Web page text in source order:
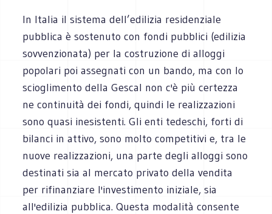
In Italia il sistema dell’edilizia residenziale
pubblica è sostenuto con fondi pubblici (edilizia
sovvenzionata) per la costruzione di alloggi
popolari poi assegnati con un bando, ma con lo
scioglimento della Gescal non c'è più certezza
ne continuità dei fondi, quindi le realizzazioni
sono quasi inesistenti. Gli enti tedeschi, forti di
bilanci in attivo, sono molto competitivi e, tra le
nuove realizzazioni, una parte degli alloggi sono
destinati sia al mercato privato della vendita
per rifinanziare l'investimento iniziale, sia
all'edilizia pubblica. Questa modalità consente